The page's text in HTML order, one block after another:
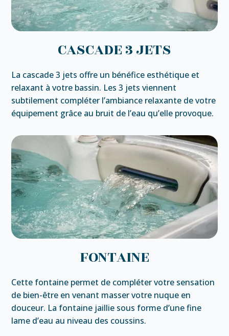
CASCADE 3 JETS
La cascade 3 jets offre un bénéfice esthétique et
relaxant à votre bassin. Les 3 jets viennent
subtilement compléter l’ambiance relaxante de votre
équipement grâce au bruit de l’eau qu’elle provoque.
FONTAINE
Cette fontaine permet de compléter votre sensation
de bien-être en venant masser votre nuque en
douceur. La fontaine jaillie sous forme d’une fine
lame d’eau au niveau des coussins.